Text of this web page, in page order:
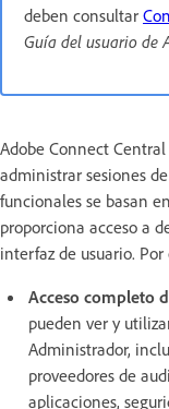
deben consultar
Guía del usuario de
Adobe Connect
administrar sesiones
funcionales se basan
proporciona acceso a
interfaz de usuario.
Acceso completo
pueden ver y
Administrador,
proveedores de
aplicaciones,